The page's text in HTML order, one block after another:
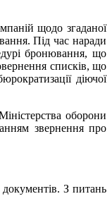
щодо згаданої
Під час наради
бронювання, що
списків, що
діючої
оборони
звернення про
З питань